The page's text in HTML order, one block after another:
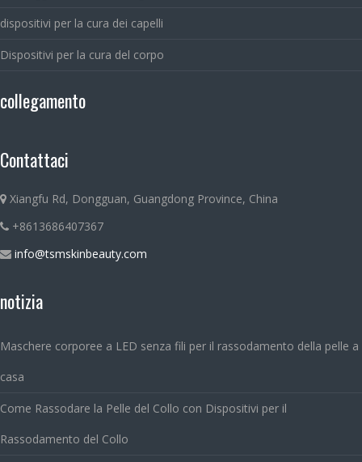
dispositivi per la cura dei capelli
Dispositivi per la cura del corpo
collegamento
Contattaci
Xiangfu Rd, Dongguan, Guangdong Province, China
+8613686407367
info@tsmskinbeauty.com
notizia
Maschere corporee a LED senza fili per il rassodamento della pelle a
casa
Come Rassodare la Pelle del Collo con Dispositivi per il
Rassodamento del Collo